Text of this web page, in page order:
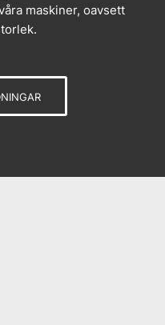
maskiner, oavsett